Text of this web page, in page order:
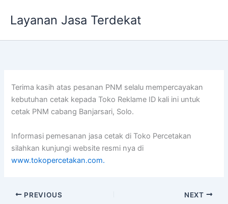
Layanan Jasa Terdekat
Terima kasih atas pesanan PNM selalu mempercayakan
kebutuhan cetak kepada Toko Reklame ID kali ini untuk
cetak PNM cabang Banjarsari, Solo.
Informasi pemesanan jasa cetak di Toko Percetakan
silahkan kunjungi website resmi nya di
www.tokopercetakan.com.
PREVIOUS NEXT